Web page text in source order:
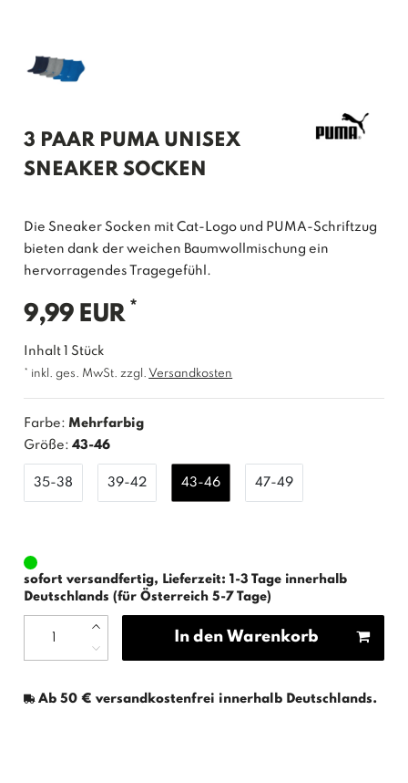
3 PAAR PUMA UNISEX
SNEAKER SOCKEN
Die Sneaker Socken mit Cat-Logo und PUMA-Schriftzug
bieten dank der weichen Baumwollmischung ein
hervorragendes Tragegefühl.
9,99 EUR *
Inhalt1Stück
* inkl. ges. MwSt. zzgl. Versandkosten
Farbe: Mehrfarbig
Größe: 43-46
35-38 39-42 43-46 47-49
sofort versandfertig, Lieferzeit: 1-3 Tage innerhalb
Deutschlands (für Österreich 5-7 Tage)
In den Warenkorb
Ab 50 € versandkostenfrei innerhalb Deutschlands.